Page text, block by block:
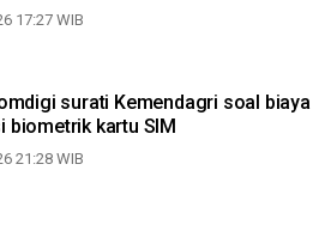
17:27 WIB
surati Kemendagri soal biaya
biometrik kartu SIM
21:28 WIB